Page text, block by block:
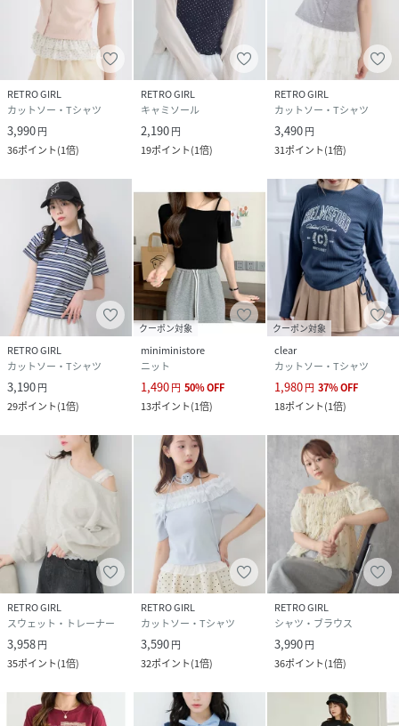
RETRO GIRL
カットソー・Tシャツ
3,990円
36ポイント(1倍)
RETRO GIRL
キャミソール
2,190円
19ポイント(1倍)
RETRO GIRL
カットソー・Tシャツ
3,490円
31ポイント(1倍)
RETRO GIRL
カットソー・Tシャツ
3,190円
29ポイント(1倍)
クーポン対象
miniministore
ニット
1,490円 50%OFF
13ポイント(1倍)
クーポン対象
clear
カットソー・Tシャツ
1,980円 37%OFF
18ポイント(1倍)
RETRO GIRL
スウェット・トレーナー
3,958円
35ポイント(1倍)
RETRO GIRL
カットソー・Tシャツ
3,590円
32ポイント(1倍)
RETRO GIRL
シャツ・ブラウス
3,990円
36ポイント(1倍)